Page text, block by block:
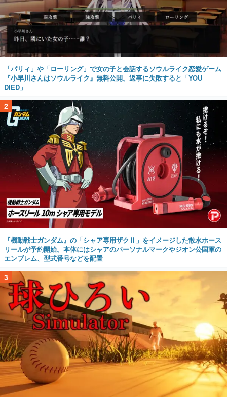
「パリィ」や「ローリング」で女の子と会話するソウルライク恋愛ゲーム
『小早川さんはソウルライク』無料公開。返事に失敗すると「YOU
DIED」
2
『機動戦士ガンダム』の「シャア専用ザクⅡ」をイメージした散水ホース
リールが予約開始。本体にはシャアのパーソナルマークやジオン公国軍の
エンブレム、型式番号などを配置
3